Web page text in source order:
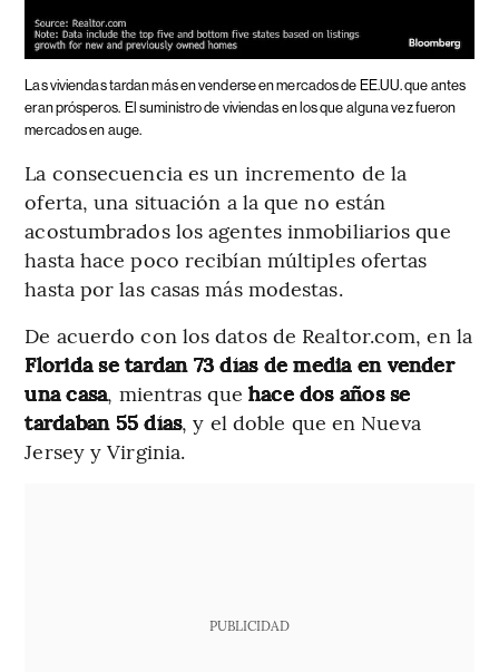
Las viviendas tardan más en venderse en mercados de EE.UU. que antes
eran prósperos. El suministro de viviendas en los que alguna vez fueron
mercados en auge.
La consecuencia es un incremento de la
oferta, una situación a la que no están
acostumbrados los agentes inmobiliarios que
hasta hace poco recibían múltiples ofertas
hasta por las casas más modestas.
De acuerdo con los datos de Realtor.com, en la
Florida se tardan 73 días de media en vender
una casa, mientras que hace dos años se
tardaban 55 días, y el doble que en Nueva
Jersey y Virginia.
PUBLICIDAD